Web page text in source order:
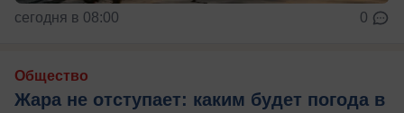
сегодня в 08:00 0
Общество
Жара не отступает: каким будет погода в